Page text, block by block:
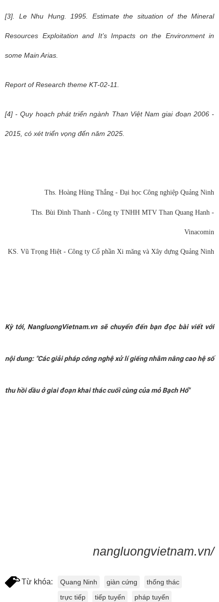
[3]. Le Nhu Hung. 1995. Estimate the situation of the Mineral
Resources Exploitation and It’s Impacts on the Environment in
some Main Arias.
Report of Research theme KT-02-11.
[4] - Quy hoạch phát triển ngành Than Việt Nam giai đoạn 2006 -
2015, có xét triển vọng đến năm 2025.
Ths. Hoàng Hùng Thắng - Đại học Công nghiệp Quảng Ninh
Ths. Bùi Đình Thanh - Công ty TNHH MTV Than Quang Hanh -
Vinacomin
KS. Vũ Trọng Hiệt - Công ty Cổ phần Xi măng và Xây dựng Quảng Ninh
Kỳ tới, NangluongVietnam.vn sẽ chuyển đến bạn đọc bài viết với
nội dung: "Các giải pháp công nghệ xử lí giếng nhằm nâng cao hệ số
thu hồi dầu ở giai đoạn khai thác cuối cùng của mỏ Bạch Hổ"
nangluongvietnam.vn/
Từ khóa: Quang Ninh giàn cứng
thống thác
trực tiếp
tiếp tuyến
pháp tuyến